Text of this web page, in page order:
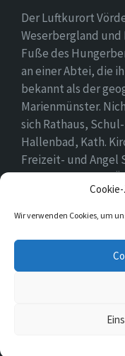
Wir verwenden Cookies, um
Der Luftkurort
Weserbergland und
Fuße des
an einer Abtei, die
bekannt als der
Marienmünster.
sich Rathaus,
Hallenbad, Kath.
Freizeit- und Angel
vieles mehr. Einen
unserer Webseite..